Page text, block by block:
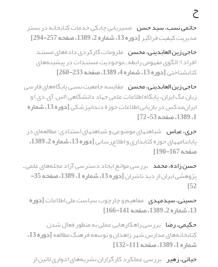
ح
حاتمی نسب، سید حسن مسیریابی چابکی خدمات کتابخانه در بستر
مدیریت کیفیت فراگیر[دوره 13، شماره 2، 1389، صفحه 257-294]
حاجی زین العابدینی، محسن ملزومات کارکردی داده‌های مستند
(فراد): الگوی مفهومی رابطه ـ موجودیت مستندات در پیشینه‌های
کتابشناختی[دوره 13، شماره 4، 1389، صفحه 233-260]
حاجی زین العابدینی، محسن مقایسه جامعیت نسبی پایگاه‌های فارسی
زبان مگ ایران، پایگاه اطلاعات علمی جهاد دانشگاهی (اس.آی.دی) و
ایران‌مدکس در بازیابی اطلاعات حوزة دندانپزشکی [دوره 13، شماره
1، 1389، صفحه 53-72]
حری، عباس شباهتهای موضوعی و شباهتهای استنادی: مطالعه‌ای در
پایان‎نامه‎های حوزه کتابداری و اطلاع‎‌رسانی [دوره 13، شماره 2، 1389،
صفحه 167-190]
حسن زاده، محمد بررسی موانع ایجاد دسترسی آزاد مجله‌های علمی ـ
پژوهشی ایران از دید ناشران [دوره 13، شماره 1، 1389، صفحه 35-
52]
حسینی، سیدمهدی مفاهیم و چارچوب سیاست ملی اطلاعات[دوره
13، شماره 2، 1389، صفحه 141-166]
حکیمی، رضا بررسی راهکارهایی عملی به منظور فعال شدن
کتابخانه‌های مدارس شهر زاهدان و توسعه فرهنگ مطالعه [دوره 13،
شماره 1، 1389، صفحه 111-132]
حیاتی، زهیر بررسی عملکرد کارگزاران نشریه‌های ادواری لاتین از